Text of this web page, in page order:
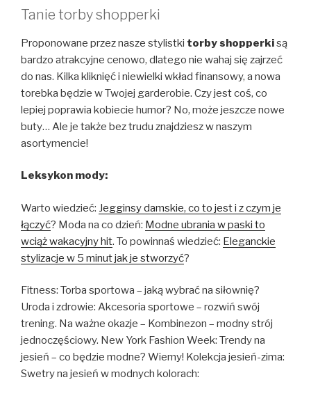
Tanie torby shopperki
Proponowane przez nasze stylistki torby shopperkisą
bardzo atrakcyjne cenowo, dlatego nie wahaj się zajrzeć
do nas. Kilka kliknięć i niewielki wkład finansowy, a nowa
torebka będzie w Twojej garderobie. Czy jest coś, co
lepiej poprawia kobiecie humor? No, może jeszcze nowe
buty… Ale je także bez trudu znajdziesz w naszym
asortymencie!
Leksykon mody:
Warto wiedzieć: Jegginsy damskie, co to jest i z czym je
łączyć? Moda na co dzień: Modne ubrania w paski to
wciąż wakacyjny hit. To powinnaś wiedzieć: Eleganckie
stylizacje w 5 minut jak je stworzyć?
Fitness: Torba sportowa – jaką wybrać na siłownię?
Uroda i zdrowie: Akcesoria sportowe – rozwiń swój
trening. Na ważne okazje – Kombinezon – modny strój
jednoczęściowy. New York Fashion Week: Trendy na
jesień – co będzie modne? Wiemy! Kolekcja jesień-zima:
Swetry na jesień w modnych kolorach: